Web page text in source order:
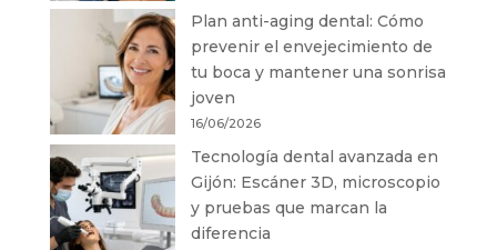
Plan anti-aging dental: Cómo
prevenir el envejecimiento de
tu boca y mantener una sonrisa
joven
16/06/2026
Tecnología dental avanzada en
Gijón: Escáner 3D, microscopio
y pruebas que marcan la
diferencia